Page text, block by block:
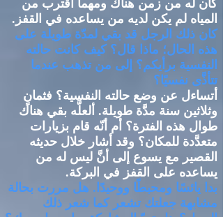
كان له من زمن هناك ومهما اقترب من
المياه لم يكن لديه من يساعده في القفز .
كان ذلك الرجل قد بقي لمدّة طويلة على
هذه الحال؛ ماذا قال؟ كيف كانت حالته
النفسية برأيكم؟ إلى من تذهب عندما
تتأذَّى نفسيًا؟
أتساءل عن وضع حالته النفسية؟ فثمانٍ
وثلاثين سنة مدَّة طويلة. ألعلَّه بقي هناك
طوال هذه الفترة؟ أم أنّه قام بزيارات
متعدَّدة للمكان؟ وقد أشار خلال حديثه
القصير مع يسوع إلى أنَّ ليس له من
يساعده على القفز في البركة.
بدا يائسًا ومحبطًا ووحيدًا . هل مررت بحالة
مشابهة جعلتك تشعر كما شعر ذلك